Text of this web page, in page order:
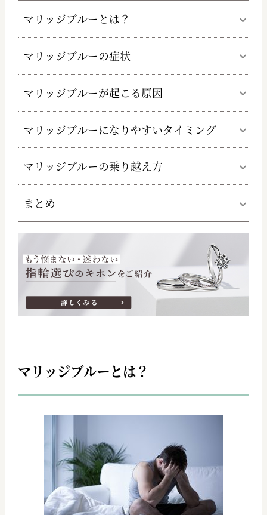
マリッジブルーとは？
マリッジブルーの症状
マリッジブルーが起こる原因
マリッジブルーになりやすいタイミング
マリッジブルーの乗り越え方
まとめ
マリッジブルーとは？